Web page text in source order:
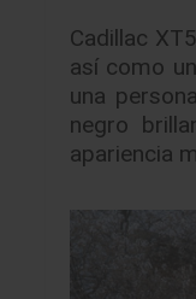
Cadillac
así como
una
negro
apariencia